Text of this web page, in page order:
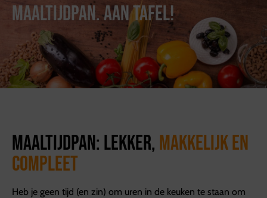
Maaltijdpan. Aan tafel!
Maaltijdpan: lekker, makkelijk en
compleet
Heb je geen tijd (en zin) om uren in de keuken te staan om